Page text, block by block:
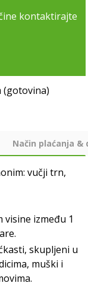
kontaktirajte
(gotovina)
Način plaćanja &
vučji trn,
između 1
skupljeni u
muški i